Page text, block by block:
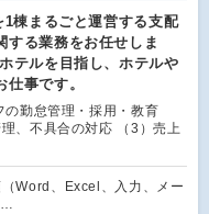
棟まるごと運営する支配
する業務をお任せしま
テルを目指し、ホテルや
事です。
の勤怠管理・採用・教育
、不具合の対応 （3）売上
Word、Excel、入力、メー
…